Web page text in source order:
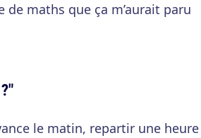
de maths que ça m’aurait paru
le matin, repartir une heure